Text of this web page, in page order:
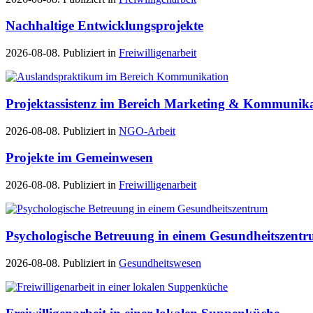
Nachhaltige Entwicklungsprojekte
2026-08-08. Publiziert in Freiwilligenarbeit
Projektassistenz im Bereich Marketing &
2026-08-08. Publiziert in NGO-Arbeit
Projekte im Gemeinwesen
2026-08-08. Publiziert in Freiwilligenarbeit
Psychologische Betreuung in einem
2026-08-08. Publiziert in Gesundheitswesen